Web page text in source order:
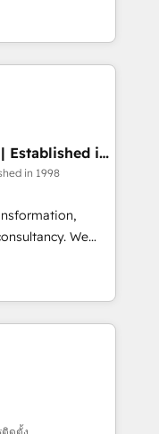
in touch (𝘸𝘦'𝘳𝘦
business
got and make
website in
by
means we
as well the
Established in
in 1998
We
fuel their
improve
• RevOps &
What